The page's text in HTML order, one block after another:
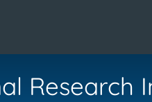
Research